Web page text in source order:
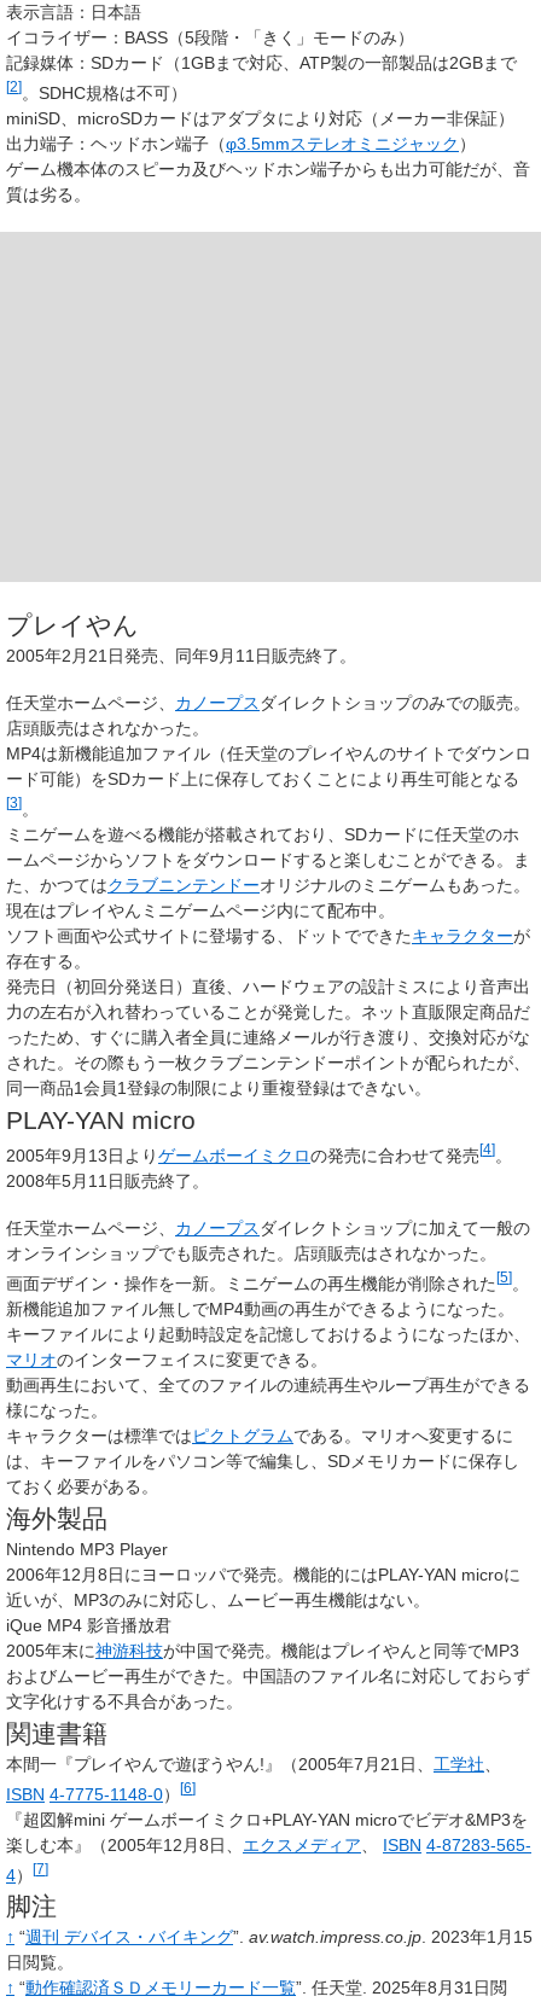
表示言語：日本語
イコライザー：BASS（5段階・「きく」モードのみ）
記録媒体：SDカード（1GBまで対応、ATP製の一部製品は2GBまで
[2] 。SDHC規格は不可）
miniSD、microSDカードはアダプタにより対応（メーカー非保証）
出力端子：ヘッドホン端子（φ3.5mmステレオミニジャック ）
ゲーム機本体のスピーカ及びヘッドホン端子からも出力可能だが、音
質は劣る。
プレイやん
2005年2月21日発売、同年9月11日販売終了。
任天堂ホームページ、 カノープス ダイレクトショップのみでの販売。
店頭販売はされなかった。
MP4は新機能追加ファイル（任天堂のプレイやんのサイトでダウンロ
ード可能）をSDカード上に保存しておくことにより再生可能となる
[3] 。
ミニゲームを遊べる機能が搭載されており、SDカードに任天堂のホ
ームページからソフトをダウンロードすると楽しむことができる。ま
た、かつてはクラブニンテンドーオリジナルのミニゲームもあった。
現在はプレイやんミニゲームページ内にて配布中。
ソフト画面や公式サイトに登場する、ドットでできたキャラクターが
存在する。
発売日（初回分発送日）直後、ハードウェアの設計ミスにより音声出
力の左右が入れ替わっていることが発覚した。ネット直販限定商品だ
ったため、すぐに購入者全員に連絡メールが行き渡り、交換対応がな
された。その際もう一枚クラブニンテンドーポイントが配られたが、
同一商品1会員1登録の制限により重複登録はできない。
PLAY-YAN micro
2005年9月13日よりゲームボーイミクロの発売に合わせて発売[4]。
2008年5月11日販売終了。
任天堂ホームページ、 カノープス ダイレクトショップに加えて一般の
オンラインショップでも販売された。店頭販売はされなかった。
画面デザイン・操作を一新。ミニゲームの再生機能が削除された [5] 。
新機能追加ファイル無しでMP4動画の再生ができるようになった。
キーファイルにより起動時設定を記憶しておけるようになったほか、
マリオのインターフェイスに変更できる。
動画再生において、全てのファイルの連続再生やループ再生ができる
様になった。
キャラクターは標準ではピクトグラムである。マリオへ変更するに
は、キーファイルをパソコン等で編集し、SDメモリカードに保存し
ておく必要がある。
海外製品
Nintendo MP3 Player
2006年12月8日にヨーロッパで発売。機能的にはPLAY-YAN microに
近いが、MP3のみに対応し、ムービー再生機能はない。
iQue MP4 影音播放君
2005年末に神游科技が中国で発売。機能はプレイやんと同等でMP3
およびムービー再生ができた。中国語のファイル名に対応しておらず
文字化けする不具合があった。
関連書籍
本間一『プレイやんで遊ぼうやん!』（2005年7月21日、 工学社
ISBN 4-7775-1148-0） [6]
『超図解mini ゲームボーイミクロ+PLAY-YAN microでビデオ&MP3を
楽しむ本』（2005年12月8日、 エクスメディア ISBN 4-87283-565-
4） [7]
脚注
↑ “週刊 デバイス・バイキング”. av.watch.impress.co.jp. 2023年1月15
日閲覧。
↑ “動作確認済ＳＤメモリーカード一覧”. 任天堂. 2025年8月31日閲